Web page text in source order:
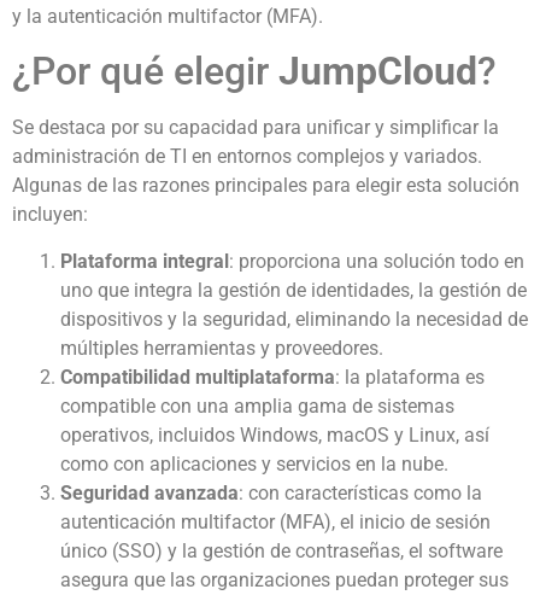
y la autenticación multifactor (MFA).
¿Por qué elegir JumpCloud?
Se destaca por su capacidad para unificar y simplificar la
administración de TI en entornos complejos y variados.
Algunas de las razones principales para elegir esta solución
incluyen:
Plataforma integral: proporciona una solución todo en
uno que integra la gestión de identidades, la gestión de
dispositivos y la seguridad, eliminando la necesidad de
múltiples herramientas y proveedores.
Compatibilidad multiplataforma: la plataforma es
compatible con una amplia gama de sistemas
operativos, incluidos Windows, macOS y Linux, así
como con aplicaciones y servicios en la nube.
Seguridad avanzada: con características como la
autenticación multifactor (MFA), el inicio de sesión
único (SSO) y la gestión de contraseñas, el software
asegura que las organizaciones puedan proteger sus